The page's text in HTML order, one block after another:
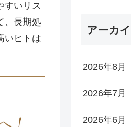
すいリス
、長期処
いヒトは
アーカ
2026年8月
2026年7月
2026年6月